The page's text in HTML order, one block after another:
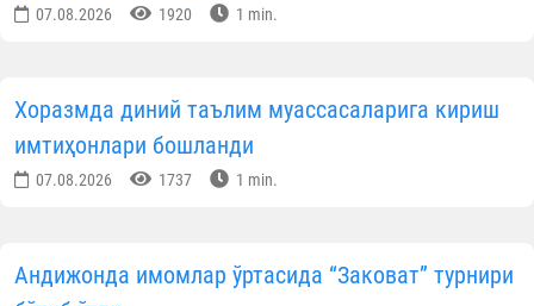
Устоз-шогирд анъаналарини
Оилавий ажримларнинг олдини олишда
маърифий ёндашувларни кучайтириш;
Ёт ғоя ва бузғунчи оқимларга қарши
қаратилди.